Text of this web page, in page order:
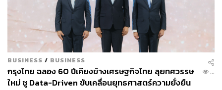
นอกจากนี้ในการประเมินอันดับความน่าเชื่อของประเทศ
บริษัทต่างๆ จะพิจารณาปัจจัยอื่นๆ ร่วมด้วยอย่างรอบด้าน ไม่
ได้ดูแค่ระดับหนี้สาธารณะเท่านั้น
การแก้นิยาม ‘หนี้สาธารณะ’ ต้องทำอย่างไร
BUSINESS / BUSINESS
กรุงไทย ฉลอง 60 ปีเคียงข้างเศรษฐกิจไทย ลุยทศวรรษ
ใหม่ ชู Data-Driven ขับเคลื่อนยุทธศาสตร์ความยั่งยืน
...